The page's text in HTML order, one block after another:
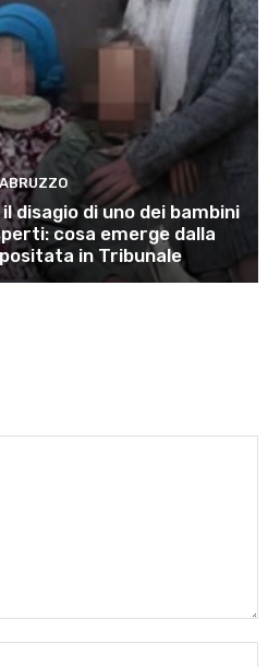
ABRUZZO
disagio di uno dei bambini
cosa emerge dalla
in Tribunale